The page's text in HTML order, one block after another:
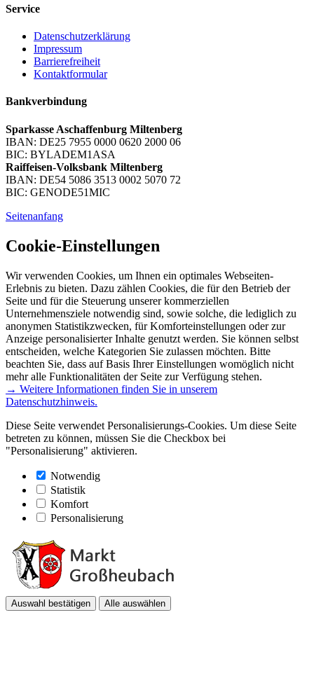
Service
Datenschutzerklärung
Impressum
Barrierefreiheit
Kontaktformular
Bankverbindung
Sparkasse Aschaffenburg Miltenberg
IBAN: DE25 7955 0000 0620 2000 06
BIC: BYLADEM1ASA
Raiffeisen-Volksbank Miltenberg
IBAN: DE54 5086 3513 0002 5070 72
BIC: GENODE51MIC
Seitenanfang
Cookie-Einstellungen
Wir verwenden Cookies, um Ihnen ein optimales Webseiten-
Erlebnis zu bieten. Dazu zählen Cookies, die für den Betrieb der
Seite und für die Steuerung unserer kommerziellen
Unternehmensziele notwendig sind, sowie solche, die lediglich zu
anonymen Statistikzwecken, für Komforteinstellungen oder zur
Anzeige personalisierter Inhalte genutzt werden. Sie können selbst
entscheiden, welche Kategorien Sie zulassen möchten. Bitte
beachten Sie, dass auf Basis Ihrer Einstellungen womöglich nicht
mehr alle Funktionalitäten der Seite zur Verfügung stehen.
→ Weitere Informationen finden Sie in unserem
Datenschutzhinweis.
Diese Seite verwendet Personalisierungs-Cookies. Um diese Seite
betreten zu können, müssen Sie die Checkbox bei
"Personalisierung" aktivieren.
Notwendig
Statistik
Komfort
Personalisierung
Auswahl bestätigen Alle auswählen